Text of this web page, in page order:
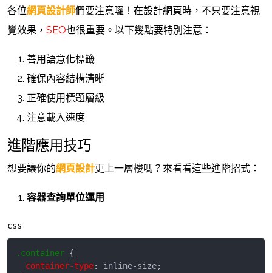
各位網頁設計師們要注意囉！在設計網頁時，不只要注意視
覺效果， SEO也很重要。以下幾點要特別注意：
善用語意化標籤
確保內容結構清晰
正確使用標題層級
注意載入速度
進階應用技巧
想要讓你的網頁設計更上一層樓嗎？來看看這些進階招式：
容器查詢單位運用
css
.container {
container-type: inline-size;